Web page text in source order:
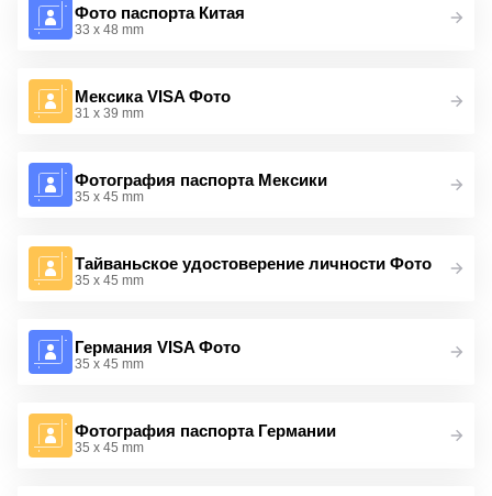
Фото паспорта Китая
33 x 48 mm
Мексика VISA Фото
31 x 39 mm
Фотография паспорта Мексики
35 x 45 mm
Тайваньское удостоверение личности Фото
35 x 45 mm
Германия VISA Фото
35 x 45 mm
Фотография паспорта Германии
35 x 45 mm